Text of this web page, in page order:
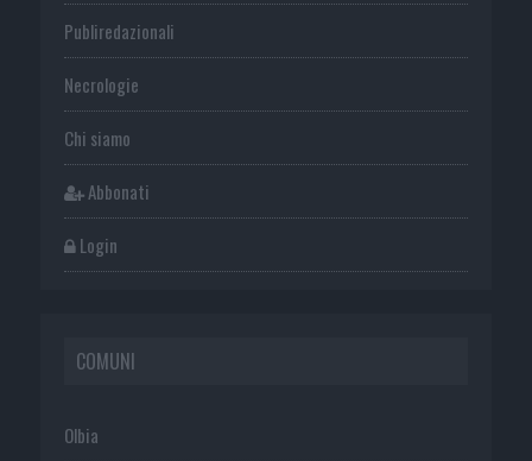
Publiredazionali
Necrologie
Chi siamo
Abbonati
Login
COMUNI
Olbia